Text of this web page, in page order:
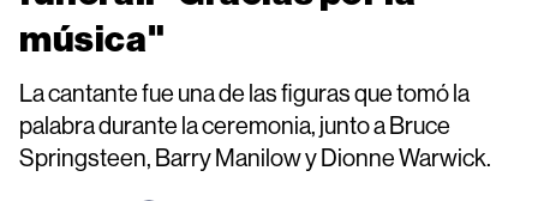
música"
La cantante fue una de las figuras que tomó la
palabra durante la ceremonia, junto a Bruce
Springsteen, Barry Manilow y Dionne Warwick.